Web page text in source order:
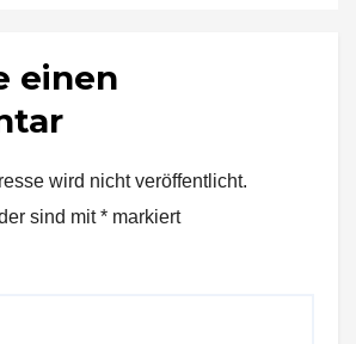
einen
wird nicht veröffentlicht.
sind mit* markiert